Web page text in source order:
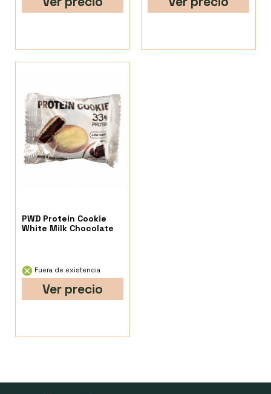
PWD Protein Cookie
White Milk Chocolate
Fuera de existencia
Ver precio